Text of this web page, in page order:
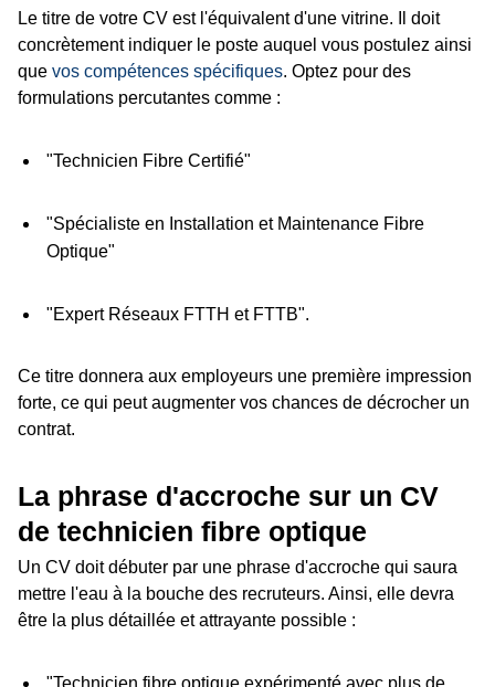
Le titre de votre CV est l'équivalent d'une vitrine. Il doit
concrètement indiquer le poste auquel vous postulez ainsi
que vos compétences spécifiques. Optez pour des
formulations percutantes comme :
"Technicien Fibre Certifié"
"Spécialiste en Installation et Maintenance Fibre
Optique"
"Expert Réseaux FTTH et FTTB".
Ce titre donnera aux employeurs une première impression
forte, ce qui peut augmenter vos chances de décrocher un
contrat.
La phrase d'accroche sur un CV
de technicien fibre optique
Un CV doit débuter par une phrase d'accroche qui saura
mettre l'eau à la bouche des recruteurs. Ainsi, elle devra
être la plus détaillée et attrayante possible :
"Technicien fibre optique expérimenté avec plus de